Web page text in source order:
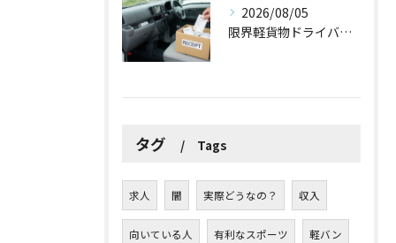
2026/08/05
限界軽貨物ドライバーが最低限やるべき！？「ズボラ経費防衛術」
タグ Tags
求人 闇 実際どうなの？ 収入
向いている人 有利なスポーツ 軽バン